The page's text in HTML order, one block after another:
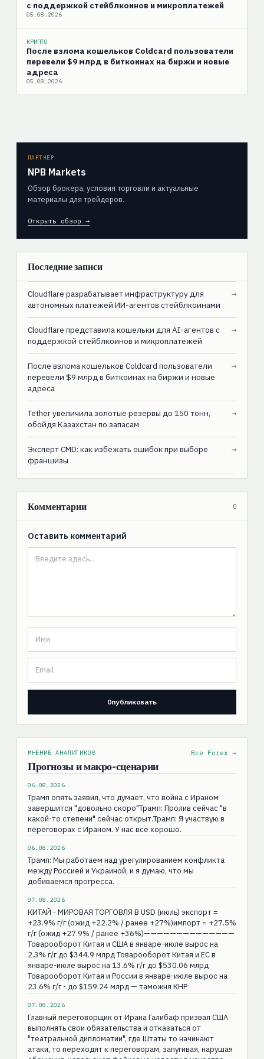
с поддержкой стейблкоинов и микроплатежей
05.08.2026
КРИПТО
После взлома кошельков Coldcard пользователи
перевели $9 млрд в биткоинах на биржи и новые
адреса
05.08.2026
ПАРТНЁР
NPB Markets
Обзор брокера, условия торговли и актуальные
материалы для трейдеров.
Открыть обзор →
Последние записи
Cloudflare разрабатывает инфраструктуру для
автономных платежей ИИ-агентов стейблкоинами
→
Cloudflare представила кошельки для AI-агентов с
поддержкой стейблкоинов и микроплатежей
→
После взлома кошельков Coldcard пользователи
перевели $9 млрд в биткоинах на биржи и новые
адреса
→
Tether увеличила золотые резервы до 150 тонн,
обойдя Казахстан по запасам
→
Эксперт CMD: как избежать ошибок при выборе
франшизы
→
Комментарии 0
Оставить комментарий
МНЕНИЕ АНАЛИТИКОВ
Прогнозы и макро-сценарии
Все Forex →
06.08.2026
Трамп опять заявил, что думает, что война с Ираном
завершится "довольно скоро"Трамп: Пролив сейчас "в
какой-то степени" сейчас открыт.Трамп: Я участвую в
переговорах с Ираном. У нас все хорошо.
06.08.2026
Трамп: Мы работаем над урегулированием конфликта
между Россией и Украиной, и я думаю, что мы
добиваемся прогресса.
07.08.2026
КИТАЙ - МИРОВАЯ ТОРГОВЛЯ В USD (июль) экспорт =
+23.9% г/г (ожид +22.2% / ранее +27%)импорт = +27.5%
г/г (ожид +27.9% / ранее +36%)——————————————
Товарооборот Китая и США в январе-июле вырос на
2.3% г/г до $344.9 млрд Товарооборот Китая и ЕС в
январе-июле вырос на 13.6% г/г до $530.06 млрд
Товарооборот Китая и России в январе-июле вырос на
23.6% г/г - до $159.24 млрд — таможня КНР
07.08.2026
Главный переговорщик от Ирана Галибаф призвал США
выполнять свои обязательства и отказаться от
"театральной дипломатии", где Штаты то начинают
атаки, то переходят к переговорам, запугивая, нарушая